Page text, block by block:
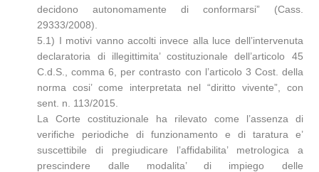
decidono autonomamente di conformarsi” (Cass.
29333/2008).
5.1) I motivi vanno accolti invece alla luce dell’intervenuta
declaratoria di illegittimita’ costituzionale dell’articolo 45
C.d.S., comma 6, per contrasto con l’articolo 3 Cost. della
norma cosi’ come interpretata nel “diritto vivente”, con
sent. n. 113/2015.
La Corte costituzionale ha rilevato come l’assenza di
verifiche periodiche di funzionamento e di taratura e’
suscettibile di pregiudicare l’affidabilita’ metrologica a
prescindere dalle modalita’ di impiego delle